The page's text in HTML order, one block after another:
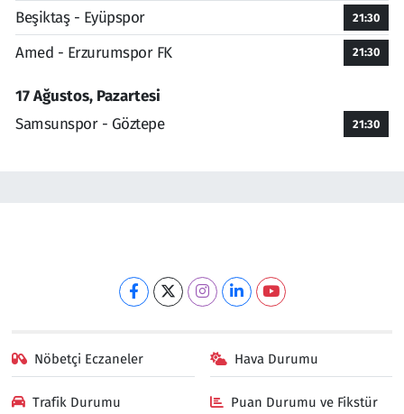
Beşiktaş - Eyüpspor 21:30
Amed - Erzurumspor FK 21:30
17 Ağustos, Pazartesi
Samsunspor - Göztepe
21:30
Nöbetçi Eczaneler Hava Durumu
Trafik Durumu Puan Durumu ve Fikstür